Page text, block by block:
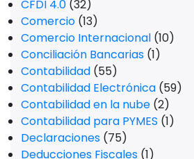
CFDI 4.0 (32)
Comercio (13)
Comercio Internacional (10)
Conciliación Bancarias (1)
Contabilidad (55)
Contabilidad Electrónica (59)
Contabilidad en la nube (2)
Contabilidad para PYMES (1)
Declaraciones (75)
Deducciones Fiscales (1)